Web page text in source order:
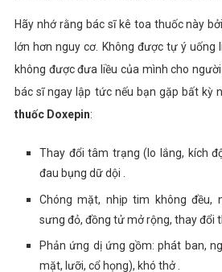
Hãy nhớ rằng bác sĩ kê toa thuốc này
lớn hơn nguy cơ. Không được tự ý uống
không được đưa liều của mình cho người
bác sĩ ngay lập tức nếu bạn gặp bất kỳ
thuốc Doxepin:
Thay đổi tâm trạng (lo lắng, kích
đau bụng dữ dội .
Chóng mặt, nhịp tim không đều,
sưng đỏ, đồng tử mở rộng, thay đổi
Phản ứng dị ứng gồm: phát ban,
mặt, lưỡi, cổ họng), khó thở .